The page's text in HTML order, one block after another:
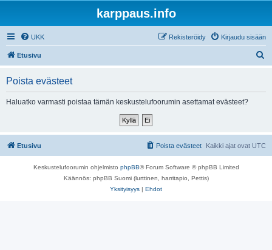
karppaus.info
UKK Kirjaudu sisään
Rekisteröidy
Etusivu
Poista evästeet
Haluatko varmasti poistaa tämän keskustelufoorumin asettamat evästeet?
Etusivu Kaikki ajat ovat UTC
Poista evästeet
Keskustelufoorumin ohjelmisto phpBB® Forum Software © phpBB Limited
Käännös: phpBB Suomi (lurttinen, harritapio, Pettis)
Yksityisyys | Ehdot